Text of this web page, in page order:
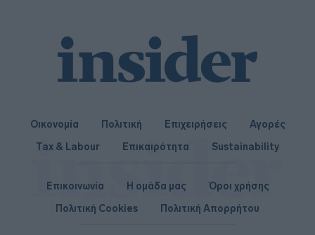
Οικονομία Πολιτική Επιχειρήσεις
Αγορές
Tax & Labour
Επικαιρότητα Sustainability
Επικοινωνία Η ομάδα μας
Όροι χρήσης
Πολιτική Cookies
Πολιτική Απορρήτου